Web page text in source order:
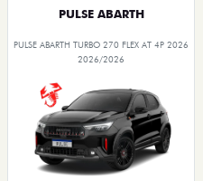
PULSE ABARTH
PULSE ABARTH TURBO 270 FLEX AT 4P 2026
2026/2026